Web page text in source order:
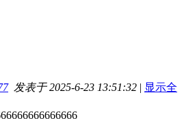
发表于 2025-6-23 13:51:32 | 显示全